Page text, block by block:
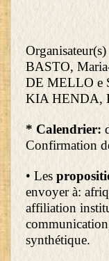
BASTO,
DE MELLO e
KIA HENDA,
*Calendrier:
Confirmation
• Les
envoyer à:
affiliation
synthétique.